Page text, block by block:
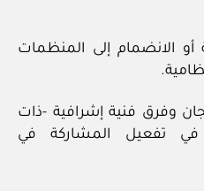
أو الانضمام إلى المنظمات
وفرق فنية إشرافية -ذات
تفعيل المشاركة في